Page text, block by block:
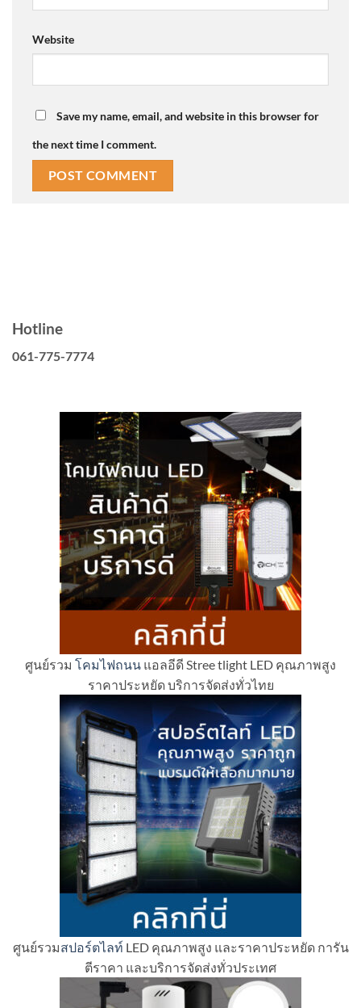
Website
Save my name, email, and website in this browser for
the next time I comment.
Hotline
061-775-7774
ศูนย์รวม โคมไฟถนน แอลอีดี Stree tlight LED คุณภาพสูง
ราคาประหยัด บริการจัดส่งทั่วไทย
ศูนย์รวมสปอร์ตไลท์ LED คุณภาพสูง และราคาประหยัด การัน
ตีราคา และบริการจัดส่งทั่วประเทศ